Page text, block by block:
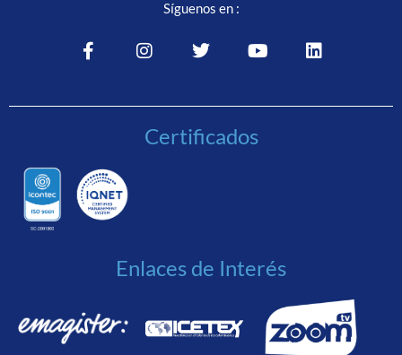
Síguenos en :
Certificados
Enlaces de Interés